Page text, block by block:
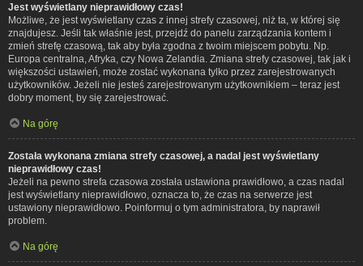
Jest wyświetlany nieprawidłowy czas!
Możliwe, że jest wyświetlany czas z innej strefy czasowej, niż ta, w której się
znajdujesz. Jeśli tak właśnie jest, przejdź do panelu zarządzania kontem i
zmień strefę czasową, tak aby była zgodna z twoim miejscem pobytu. Np.
Europa centralna, Afryka, czy Nowa Zelandia. Zmiana strefy czasowej, tak jak i
większości ustawień, może zostać wykonana tylko przez zarejestrowanych
użytkowników. Jeżeli nie jesteś zarejestrowanym użytkownikiem – teraz jest
dobry moment, by się zarejestrować.
Na górę
Została wykonana zmiana strefy czasowej, a nadal jest wyświetlany
nieprawidłowy czas!
Jeżeli na pewno strefa czasowa została ustawiona prawidłowo, a czas nadal
jest wyświetlany nieprawidłowo, oznacza to, że czas na serwerze jest
ustawiony nieprawidłowo. Poinformuj o tym administratora, by naprawił
problem.
Na górę